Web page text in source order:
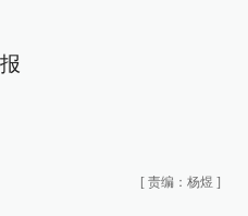
[ 责编：杨煜 ]